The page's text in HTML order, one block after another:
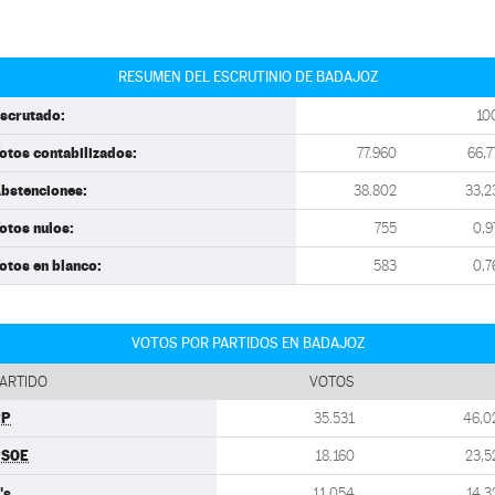
RESUMEN DEL ESCRUTINIO DE BADAJOZ
contabilizados: 77.960
38.802
nulos: 755
en blanco: 583
VOTOS POR PARTIDOS EN BADAJOZ
VOTOS
35.531
18.160